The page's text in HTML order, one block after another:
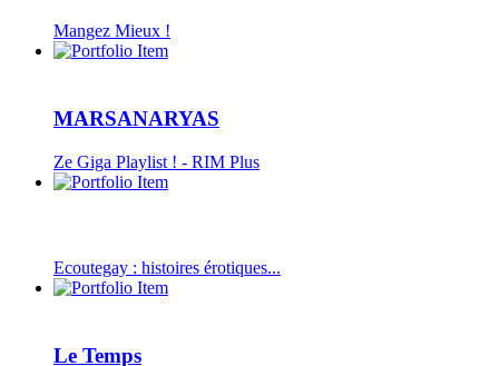
Mangez Mieux !
MARSANARYAS
Ze Giga Playlist ! - RIM Plus
Ecoutegay : histoires érotiques...
Le Temps